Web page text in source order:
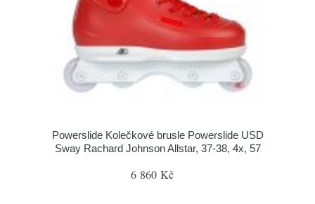
Powerslide Kolečkové brusle Powerslide USD
Sway Rachard Johnson Allstar, 37-38, 4x, 57
6 860 Kč